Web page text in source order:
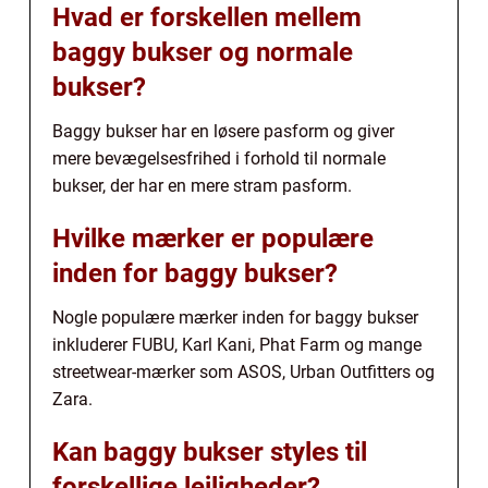
Hvad er forskellen mellem
baggy bukser og normale
bukser?
Baggy bukser har en løsere pasform og giver
mere bevægelsesfrihed i forhold til normale
bukser, der har en mere stram pasform.
Hvilke mærker er populære
inden for baggy bukser?
Nogle populære mærker inden for baggy bukser
inkluderer FUBU, Karl Kani, Phat Farm og mange
streetwear-mærker som ASOS, Urban Outfitters og
Zara.
Kan baggy bukser styles til